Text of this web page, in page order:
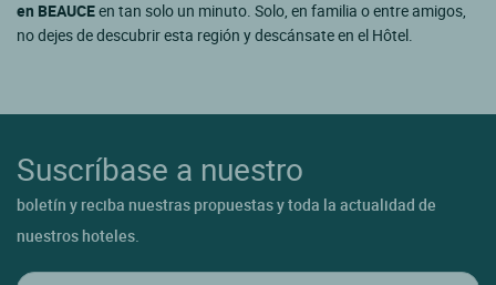
en BEAUCEen tan solo un minuto. Solo, en familia o entre amigos,
no dejes de descubrir esta región y descánsate en el Hôtel.
Suscríbase a nuestro
boletín y reciba nuestras propuestas y toda la actualidad de
nuestros hoteles.